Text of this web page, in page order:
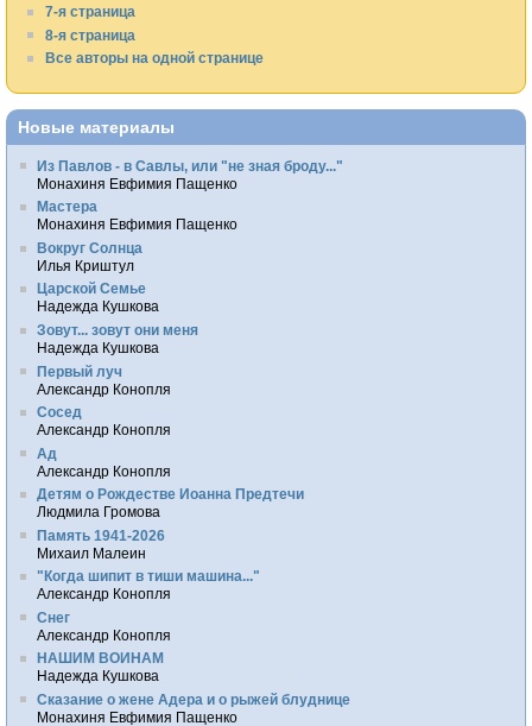
7-я страница
8-я страница
Все авторы на одной странице
Новые материалы
Из Павлов - в Савлы, или "не зная броду..."
Монахиня Евфимия Пащенко
Мастера
Монахиня Евфимия Пащенко
Вокруг Солнца
Илья Криштул
Царской Семье
Надежда Кушкова
Зовут... зовут они меня
Надежда Кушкова
Первый луч
Александр Конопля
Сосед
Александр Конопля
Ад
Александр Конопля
Детям о Рождестве Иоанна Предтечи
Людмила Громова
Память 1941-2026
Михаил Малеин
"Когда шипит в тиши машина..."
Александр Конопля
Снег
Александр Конопля
НАШИМ ВОИНАМ
Надежда Кушкова
Сказание о жене Адера и о рыжей блуднице
Монахиня Евфимия Пащенко